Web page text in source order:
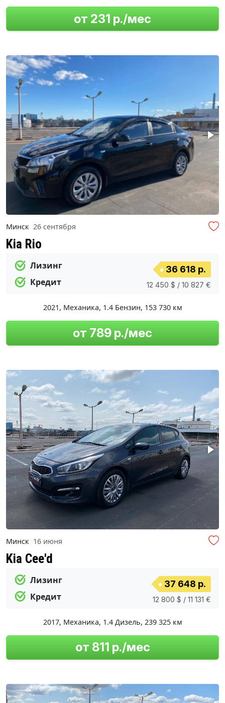
от 231 р./мес
Минск 26 сентября
Kia Rio
Лизинг
Кредит
36 618 р.
12 450 $ / 10 827 €
2021, Механика, 1.4 Бензин, 153 730 км
от 789 р./мес
Минск 16 июня
Kia Cee'd
Лизинг
Кредит
37 648 р.
12 800 $ / 11 131 €
2017, Механика, 1.4 Дизель, 239 325 км
от 811 р./мес